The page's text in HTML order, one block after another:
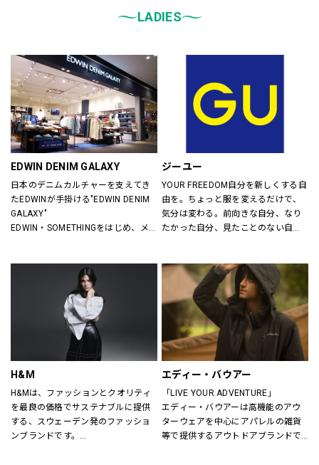
LADIES
EDWIN DENIM GALAXY
日本のデニムカルチャーを支えてき
たEDWINが手掛ける"EDWIN DENIM
GALAXY"
EDWIN・SOMETHINGをはじめ、メ
レンドアイテムまで豊富なランナッ
プを取り揃えます。
ジーユー
YOUR FREEDOM自分を新しくする自
由を。ちょっと服を変えるだけで、
気分は変わる。前向きな自分、なり
たかった自分、見たことのない自
いまの気分で、もっと自由に。GU
は、自由。
H&M
H&Mは、ファッションとクオリティ
を最良の価格でサステナブルに提供
する、スウェーデン発のファッショ
ンブランドです。
エディー・バウアー
「LIVE YOUR ADVENTURE」
エディー・バウアーは高機能のアウ
ターウェアを中心にアパレルの雑貨
等で提供するアウトドアブランドで